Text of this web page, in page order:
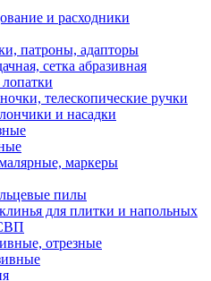
и расходники
патроны, адапторы
сетка абразивная
телескопические ручки
и насадки
маркеры
пилы
для плитки и напольных
отрезные